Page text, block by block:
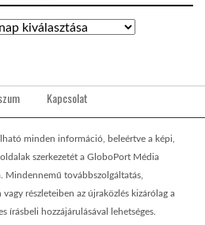
Kapcsolat
minden információ, beleértve a képi,
szerkezetét a GloboPort Média
Mindennemű továbbszolgáltatás,
részleteiben az újraközlés kizárólag a
írásbeli hozzájárulásával lehetséges.